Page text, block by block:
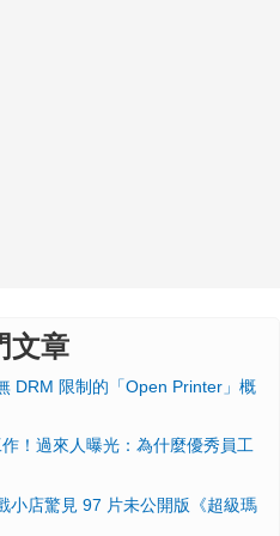
文章
DRM 限制的「Open Printer」概
！過來人曝光：為什麼優秀員工
小店驚見 97 片未公開版《超級瑪